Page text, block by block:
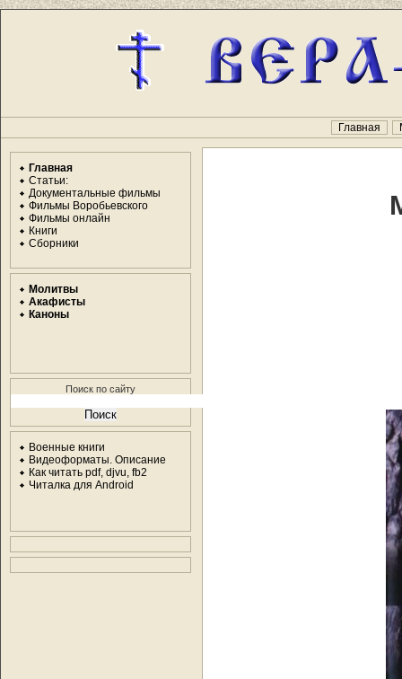
Главная
Главная
Статьи:
Документальные фильмы
Фильмы Воробьевского
Фильмы онлайн
Книги
Сборники
Молитвы
Акафисты
Каноны
Поиск по сайту
Военные книги
Видеоформаты. Описание
Как читать pdf, djvu, fb2
Читалка для Android